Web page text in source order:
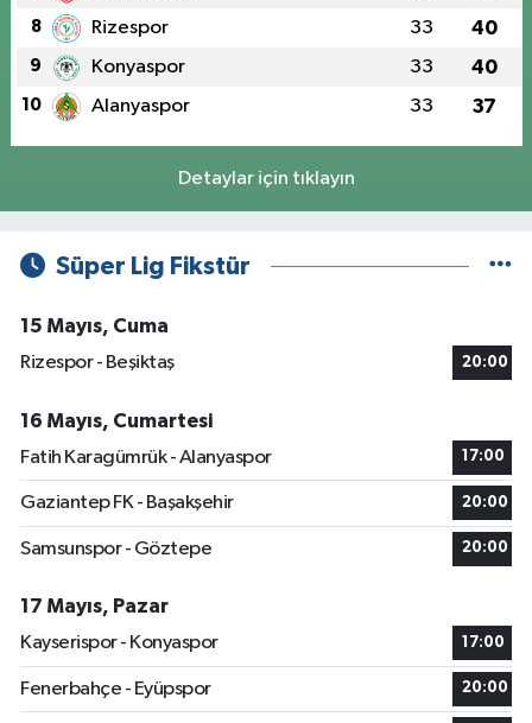
8 Rizespor 33 40
9 Konyaspor 33 40
10 Alanyaspor 33 37
Detaylar için tıklayın
Süper Lig Fikstür
15 Mayıs, Cuma
Rizespor - Beşiktaş
20:00
16 Mayıs, Cumartesi
Fatih Karagümrük - Alanyaspor
17:00
Gaziantep FK - Başakşehir 20:00
Samsunspor - Göztepe 20:00
17 Mayıs, Pazar
Kayserispor - Konyaspor
17:00
Fenerbahçe - Eyüpspor 20:00